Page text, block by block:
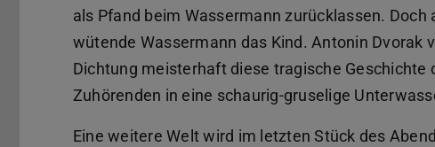
als Pfand beim Wassermann zurücklassen.
wütende Wassermann das Kind. Antonin
Dichtung meisterhaft diese tragische Geschichte
Zuhörenden in eine schaurig-gruselige
Eine weitere Welt wird im letzten Stück des